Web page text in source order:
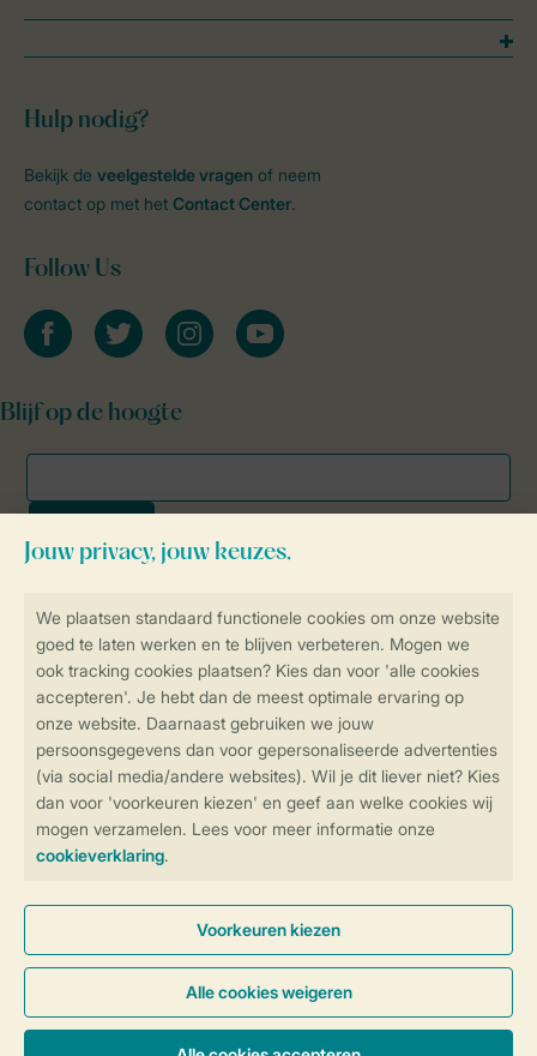
Controle over jouw gegevens &
Veilig en snel online boeken
SSL certificaat
Veilige gegevensoverdracht
Hulp nodig?
Bekijk de veelgestelde vragen of neem
contact op met het Contact Center.
Follow Us
facebooktwitter instagramyoutube
Blijf op de hoogte
Algemene voorwaarden Privacy notice
Cookies en banners
Toegankelijkheid © 2026 Landal